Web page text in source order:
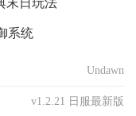
末日玩法
系统
Undawn
v1.2.21 日服最新版